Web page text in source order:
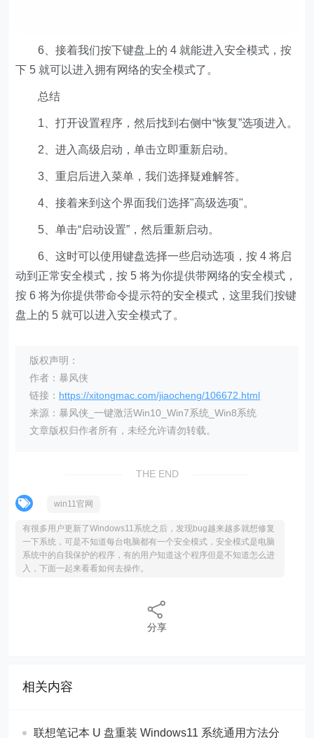
6、接着我们按下键盘上的 4 就能进入安全模式，按
下 5 就可以进入拥有网络的安全模式了。
总结
1、打开设置程序，然后找到右侧中“恢复”选项进入。
2、进入高级启动，单击立即重新启动。
3、重启后进入菜单，我们选择疑难解答。
4、接着来到这个界面我们选择"高级选项"。
5、单击“启动设置”，然后重新启动。
6、这时可以使用键盘选择一些启动选项，按 4 将启
动到正常安全模式，按 5 将为你提供带网络的安全模式，
按 6 将为你提供带命令提示符的安全模式，这里我们按键
盘上的 5 就可以进入安全模式了。
版权声明：
作者：暴风侠
链接： https://xitongmac.com/jiaocheng/106672.html
来源：暴风侠_一键激活Win10_Win7系统_Win8系统
文章版权归作者所有，未经允许请勿转载。
THE END
win11官网
有很多用户更新了Windows11系统之后，发现bug越来越多就想修复
一下系统，可是不知道每台电脑都有一个安全模式，安全模式是电脑
系统中的自我保护的程序，有的用户知道这个程序但是不知道怎么进
入，下面一起来看看如何去操作。
分享
相关内容
联想笔记本 U 盘重装 Windows11 系统通用方法分